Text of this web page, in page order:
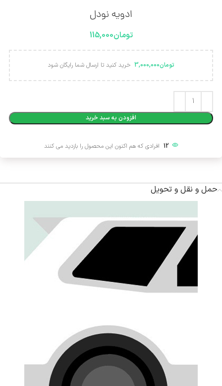
ادویه نودل
تومان115,000
تومان3,000,000 خرید کنید تا ارسال شما رایگان شود
افزودن به سبد خرید
12 افرادی که هم اکنون این محصول را بازدید می کنند
حمل و نقل و تحویل